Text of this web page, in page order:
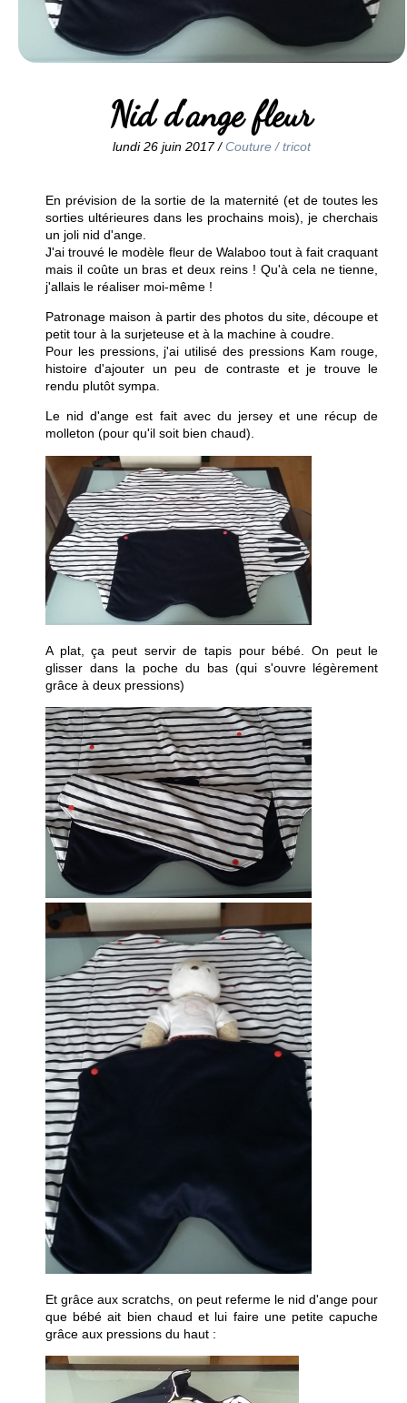
Nid d'ange fleur
lundi 26 juin 2017 /Couture / tricot
En prévision de la sortie de la maternité (et de toutes les
sorties ultérieures dans les prochains mois), je cherchais
un joli nid d'ange.
J'ai trouvé le modèle fleur de Walaboo tout à fait craquant
mais il coûte un bras et deux reins ! Qu'à cela ne tienne,
j'allais le réaliser moi-même !
Patronage maison à partir des photos du site, découpe et
petit tour à la surjeteuse et à la machine à coudre.
Pour les pressions, j'ai utilisé des pressions Kam rouge,
histoire d'ajouter un peu de contraste et je trouve le
rendu plutôt sympa.
Le nid d'ange est fait avec du jersey et une récup de
molleton (pour qu'il soit bien chaud).
A plat, ça peut servir de tapis pour bébé. On peut le
glisser dans la poche du bas (qui s'ouvre légèrement
grâce à deux pressions)
Et grâce aux scratchs, on peut referme le nid d'ange pour
que bébé ait bien chaud et lui faire une petite capuche
grâce aux pressions du haut :